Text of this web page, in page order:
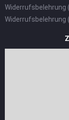
Widerrufsbelehrung
Widerrufsbelehrung